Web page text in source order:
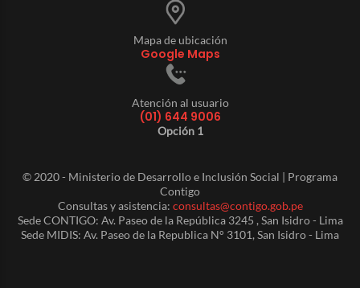
Mapa de ubicación
Google Maps
Atención al usuario
(01) 644 9006
Opción 1
© 2020 - Ministerio de Desarrollo e Inclusión Social | Programa
Contigo
Consultas y asistencia: consultas@contigo.gob.pe
Sede CONTIGO: Av. Paseo de la República 3245 , San Isidro - Lima
Sede MIDIS: Av. Paseo de la Republica N° 3101, San Isidro - Lima